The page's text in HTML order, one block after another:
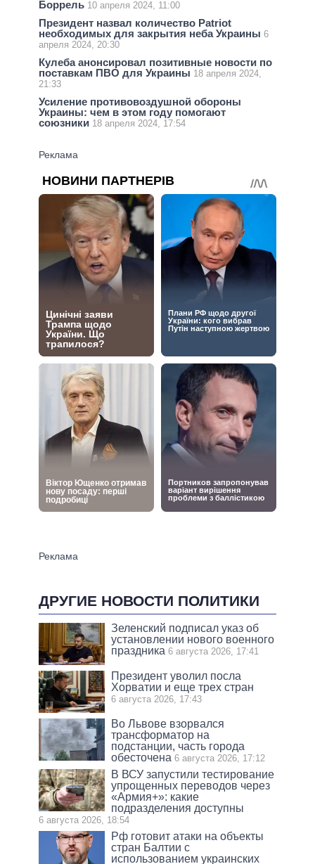
Боррель 10 апреля 2024, 11:00
Президент назвал количество Patriot
необходимых для закрытия неба Украины 6
апреля 2024, 20:30
Кулеба анонсировал позитивные новости по
поставкам ПВО для Украины 18 апреля 2024,
21:33
Усиление противовоздушной обороны
Украины: чем в этом году помогают
союзники 18 апреля 2024, 17:54
ДРУГИЕ НОВОСТИ ПОЛИТИКИ
Зеленский подписал указ об
установлении нового военного
праздника 6 августа 2026, 17:41
Президент уволил посла
Хорватии и еще трех стран
6 августа 2026, 17:43
Во Львове взорвался
трансформатор на
подстанции, часть города
обесточена 6 августа 2026, 17:12
В ВСУ запустили тестирование
упрощенных переводов через
«Армия+»: какие
подразделения доступны
6 августа 2026, 18:54
Рф готовит атаки на объекты
стран Балтии с
использованием украинских